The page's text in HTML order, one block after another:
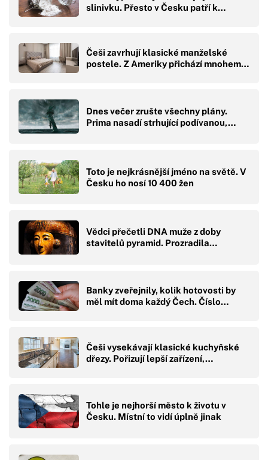
slinivku. Přesto v Česku patří k…
Češi zavrhují klasické manželské
postele. Z Ameriky přichází mnohem…
Dnes večer zrušte všechny plány.
Prima nasadí strhující podívanou,…
Toto je nejkrásnější jméno na světě. V
Česku ho nosí 10 400 žen
Vědci přečetli DNA muže z doby
stavitelů pyramid. Prozradila…
Banky zveřejnily, kolik hotovosti by
měl mít doma každý Čech. Číslo…
Češi vysekávají klasické kuchyňské
dřezy. Pořizují lepší zařízení,…
Tohle je nejhorší město k životu v
Česku. Místní to vidí úplně jinak